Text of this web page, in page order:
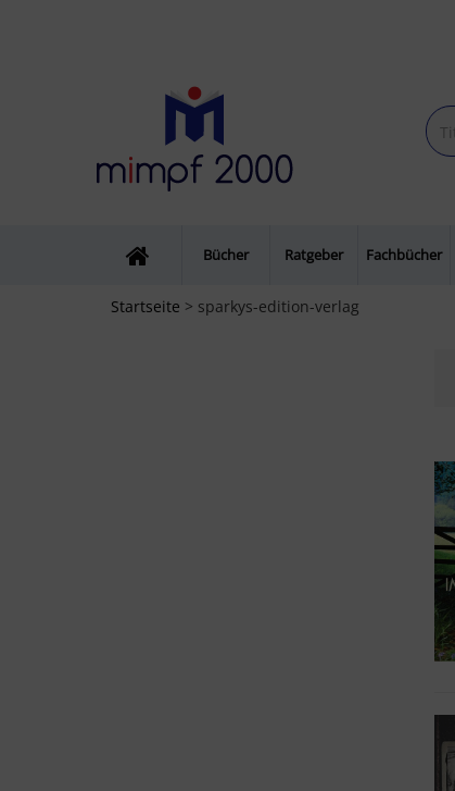
Bücher Ratgeber Fachbücher
Startseite > sparkys-edition-verlag